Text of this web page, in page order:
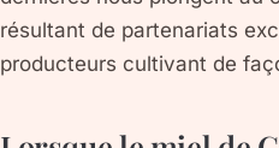
résultant de partenariats
producteurs cultivant de